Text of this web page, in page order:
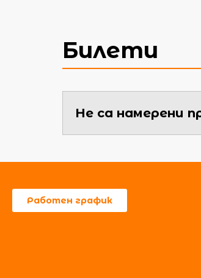
Билети
Не са намерени
Работен график